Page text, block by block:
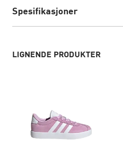
Spesifikasjoner
LIGNENDE PRODUKTER